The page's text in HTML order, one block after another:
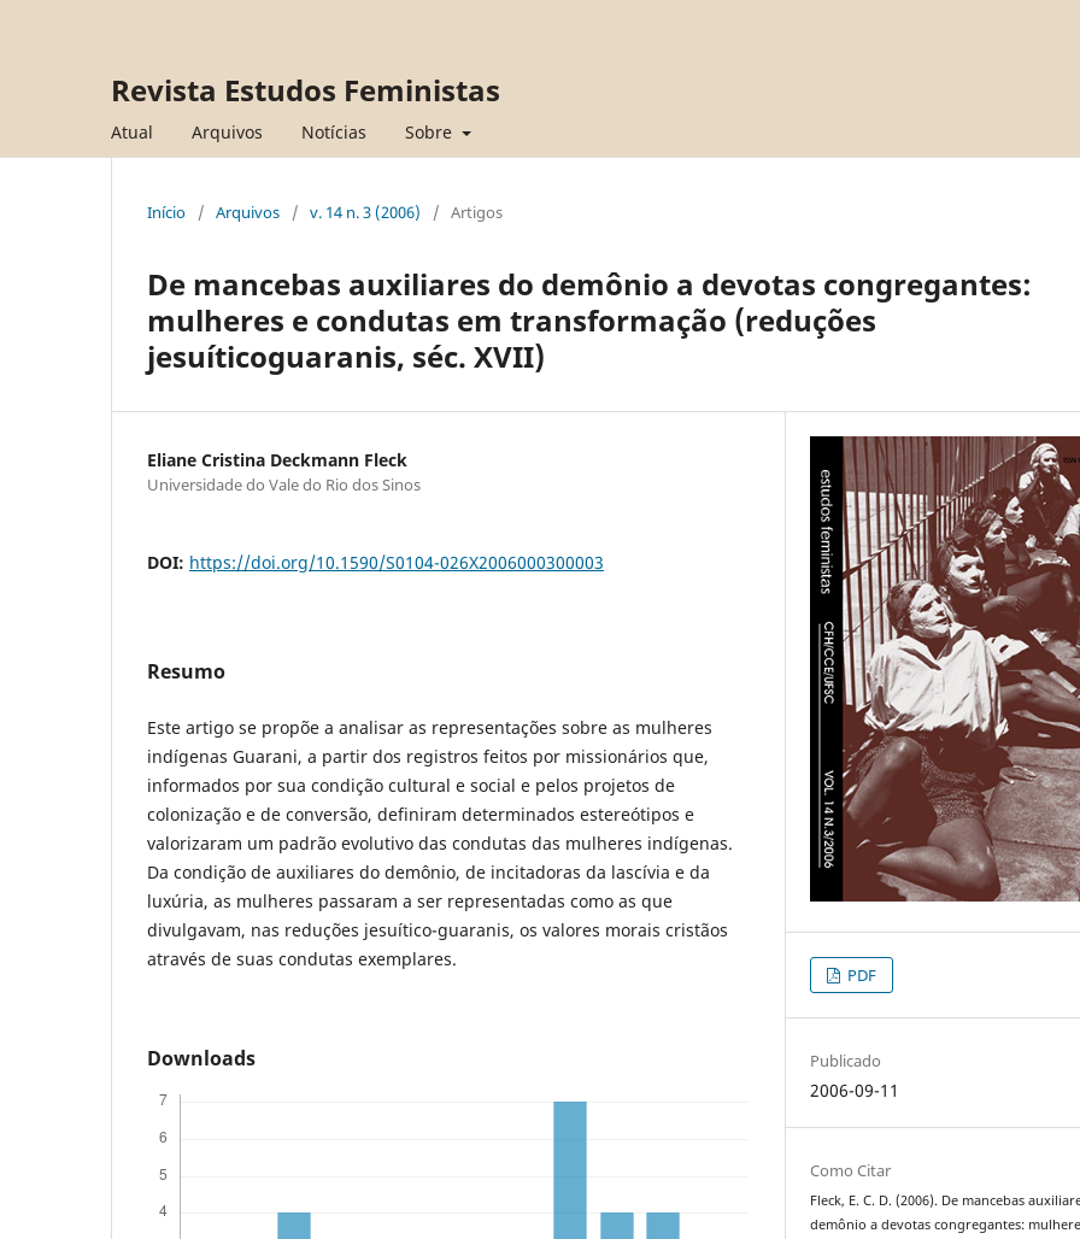
Revista Estudos Feministas
Atual Arquivos Notícias Sobre
Início / Arquivos / v. 14 n. 3 (2006) / Artigos
De mancebas auxiliares do demônio a devotas congregantes:
mulheres e condutas em transformação (reduções
jesuíticoguaranis, séc. XVII)
Eliane Cristina Deckmann Fleck
Universidade do Vale do Rio dos Sinos
DOI: https://doi.org/10.1590/S0104-026X2006000300003
Resumo
Este artigo se propõe a analisar as representações sobre as mulheres
indígenas Guarani, a partir dos registros feitos por missionários que,
informados por sua condição cultural e social e pelos projetos de
colonização e de conversão, definiram determinados estereótipos e
valorizaram um padrão evolutivo das condutas das mulheres indígenas.
Da condição de auxiliares do demônio, de incitadoras da lascívia e da
luxúria, as mulheres passaram a ser representadas como as que
divulgavam, nas reduções jesuítico-guaranis, os valores morais cristãos
através de suas condutas exemplares.
Downloads
PDF
Publicado
2006-09-11
Como Citar
Fleck, E. C. D. (2006). De mancebas
demônio a devotas congregantes: